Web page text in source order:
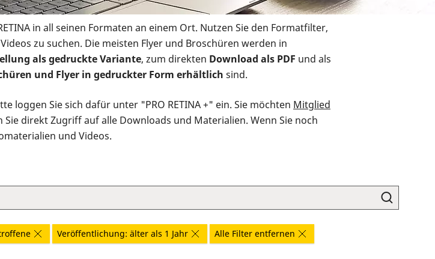
in all seinen Formaten an einem Ort. Nutzen Sie den Formatfilter,
zu suchen. Die meisten Flyer und Broschüren werden in
als gedruckte Variante, zum direkten Download als PDF und als
und Flyer in gedruckter Form erhältlich sind.
loggen Sie sich dafür unter "PRO RETINA +" ein. Sie möchten Mitglied
Sie direkt Zugriff auf alle Downloads und Materialien. Wenn Sie noch
und Videos.
Veröffentlichung: älter als 1 Jahr Alle Filter entfernen